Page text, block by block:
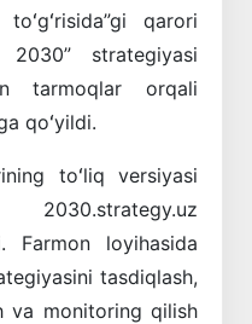
qarori
2030” strategiyasi
tarmoqlar orqali
qoʻyildi.
toʻliq versiyasi
Farmon loyihasida
tasdiqlash,
va monitoring qilish